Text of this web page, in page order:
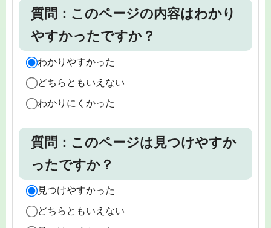
質問：このページの内容はわかり
やすかったですか？
わかりやすかった
どちらともいえない
わかりにくかった
質問：このページは見つけやすか
ったですか？
見つけやすかった
どちらともいえない